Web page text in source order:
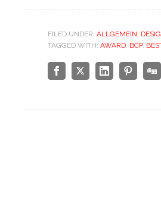
FILED UNDER: ALLGEMEIN,
TAGGED WITH: AWARD, BCP,